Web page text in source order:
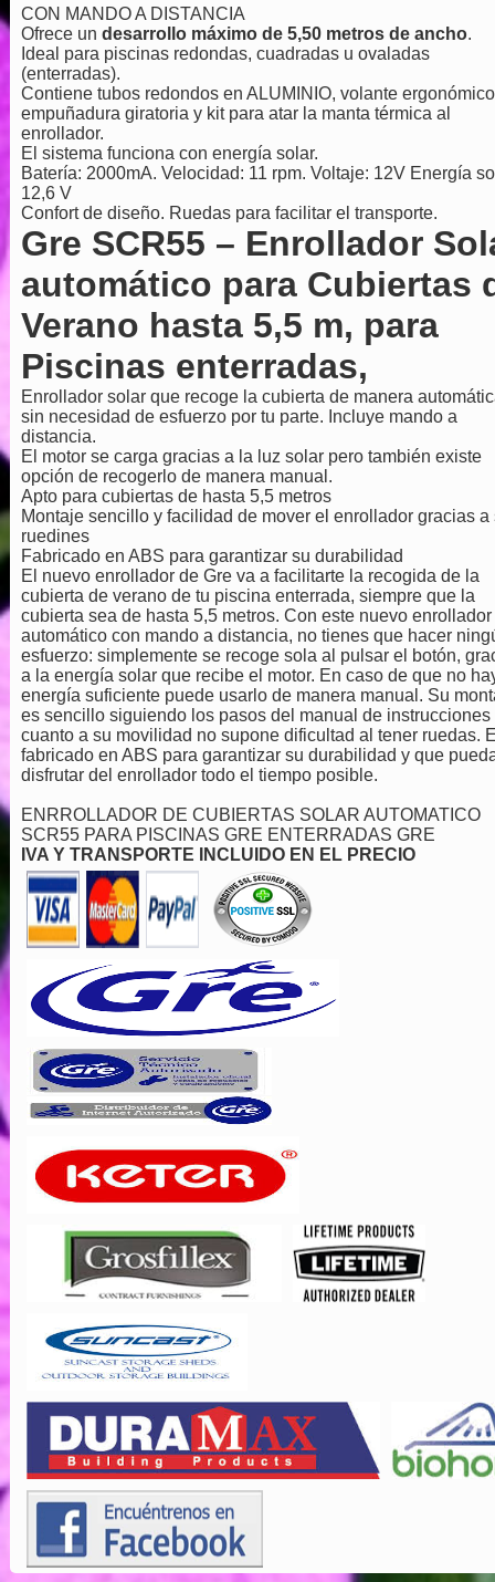
CON MANDO A DISTANCIA
Ofrece un desarrollo máximo de 5,50 metros de ancho.
Ideal para piscinas redondas, cuadradas u ovaladas
(enterradas).
Contiene tubos redondos en ALUMINIO, volante
empuñadura giratoria y kit para atar la manta térmica al
enrollador.
El sistema funciona con energía solar.
Batería: 2000mA. Velocidad: 11 rpm. Voltaje: 12V Energía
12,6 V
Confort de diseño. Ruedas para facilitar el transporte.
Gre SCR55 – Enrollador
automático para Cubiertas
Verano hasta 5,5 m, para
Piscinas enterradas,
Enrollador solar que recoge la cubierta de manera
sin necesidad de esfuerzo por tu parte. Incluye mando a
distancia.
El motor se carga gracias a la luz solar pero también existe
opción de recogerlo de manera manual.
Apto para cubiertas de hasta 5,5 metros
Montaje sencillo y facilidad de mover el enrollador gracias a
ruedines
Fabricado en ABS para garantizar su durabilidad
El nuevo enrollador de Gre va a facilitarte la recogida de la
cubierta de verano de tu piscina enterrada, siempre que la
cubierta sea de hasta 5,5 metros. Con este nuevo enrollador
automático con mando a distancia, no tienes que hacer
esfuerzo: simplemente se recoge sola al pulsar el botón,
a la energía solar que recibe el motor. En caso de que no
energía suficiente puede usarlo de manera manual. Su
es sencillo siguiendo los pasos del manual de instrucciones
cuanto a su movilidad no supone dificultad al tener ruedas.
fabricado en ABS para garantizar su durabilidad y que
disfrutar del enrollador todo el tiempo posible.
ENRROLLADOR DE CUBIERTAS SOLAR AUTOMATICO
SCR55 PARA PISCINAS GRE ENTERRADAS GRE
IVA Y TRANSPORTE INCLUIDO EN EL PRECIO